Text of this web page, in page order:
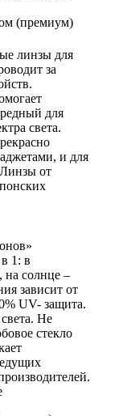
(премиум)
линзы для
за
для
света.
и для
от
1: в
на солнце –
зависит от
UV- защита.
Не
стекло